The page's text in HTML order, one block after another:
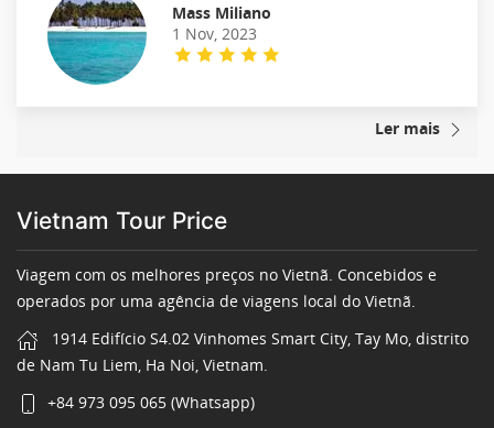
Mass Miliano
1 Nov, 2023
Ler mais
Vietnam Tour Price
Viagem com os melhores preços no Vietnã. Concebidos e
operados por uma agência de viagens local do Vietnã.
1914 Edifício S4.02 Vinhomes Smart City, Tay Mo, distrito
de Nam Tu Liem, Ha Noi, Vietnam.
+84 973 095 065 (Whatsapp)